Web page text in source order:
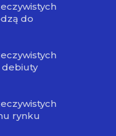
do
debiuty
rynku